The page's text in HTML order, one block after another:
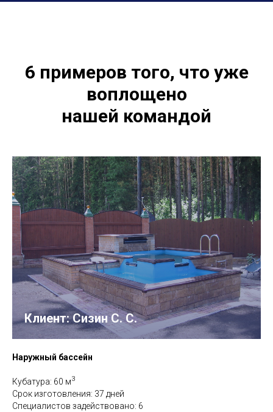
6 примеров того, что уже
воплощено
нашей командой
Клиент: Сизин С. С.
Наружный бассейн
Кубатура: 60 м3
Срок изготовления: 37 дней
Специалистов задействовано: 6